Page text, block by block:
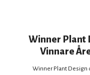
Winner Plant
Vinnare
Winner Plant Design